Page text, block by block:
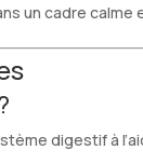
un cadre calme
digestif à